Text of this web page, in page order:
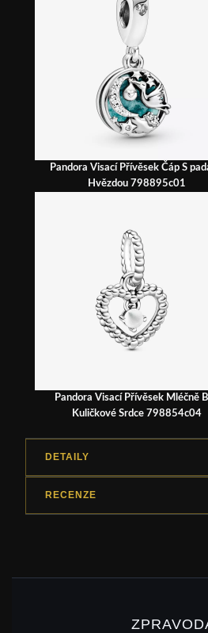
Pandora Visací Přívěsek Čáp S
Hvězdou 798895c01
Pandora Visací Přívěsek Mléčně
Kuličkové Srdce 798854c04
DETAILY
RECENZE